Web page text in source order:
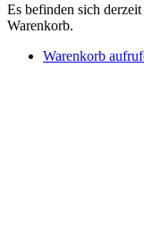
Es befinden sich
Warenkorb.
Warenkorb